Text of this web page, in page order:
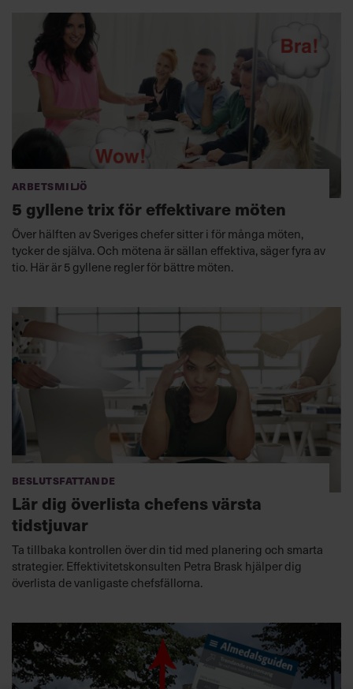
Arbetsmiljö
5 gyllene trix för effektivare möten
Över hälften av Sveriges chefer sitter i för många möten,
tycker de själva. Och mötena är sällan effektiva, säger fyra av
tio. Här är 5 gyllene regler för bättre möten.
Beslutsfattande
Lär dig överlista chefens värsta
tidstjuvar
Ta tillbaka kontrollen över din tid med planering och smarta
strategier. Effektivitetskonsulten Petra Brask hjälper dig
överlista de vanligaste chefsfällorna.